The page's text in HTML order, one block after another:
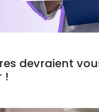
devraient
!